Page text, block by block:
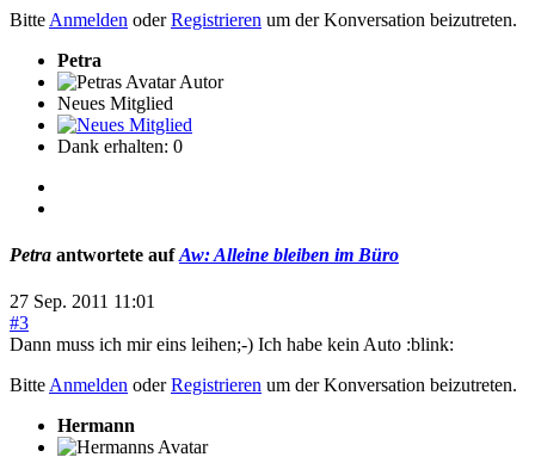
Bitte Anmelden oderRegistrieren um der Konversation beizutreten.
Petra
Autor
Neues Mitglied
Dank erhalten: 0
Petra antwortete aufAw: Alleine bleiben im Büro
27 Sep. 2011 11:01
#3
Dann muss ich mir eins leihen;-) Ich habe kein Auto :blink:
BitteAnmelden oderRegistrieren um der Konversation beizutreten.
Hermann